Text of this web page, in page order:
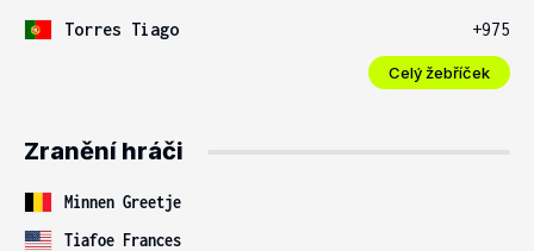
Torres Tiago
+975
Celý žebříček
Zranění hráči
Minnen Greetje
Tiafoe Frances